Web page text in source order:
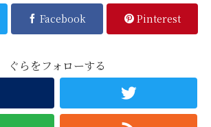
Facebook Pinterest
ぐらをフォローする